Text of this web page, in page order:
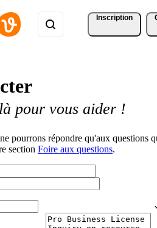
Inscription
pour vous aider !
pourrons répondre qu'aux questions
section Foire aux questions.